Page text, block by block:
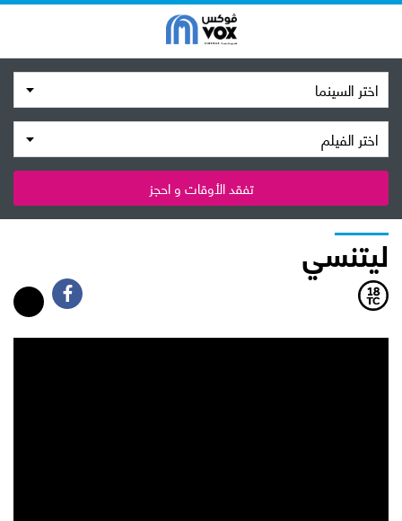
اختر السينما
اختر الفيلم
تفقد الأوقات و احجز
ليتنسي